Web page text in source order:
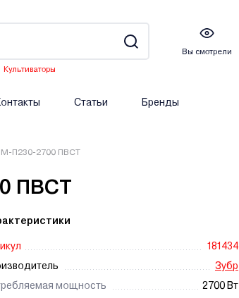
Культиваторы
Вы смотрели
Статьи Бренды
П230-2700 ПВСТ
ПВСТ
181434
Зубр
мощность
2700 Вт